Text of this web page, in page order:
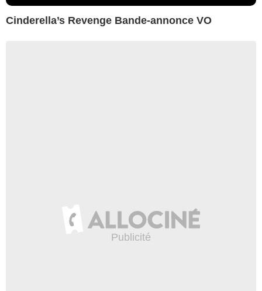
Cinderella’s Revenge Bande-annonce VO